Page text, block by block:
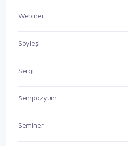
Webiner
Söyleşi
Sergi
Sempozyum
Seminer